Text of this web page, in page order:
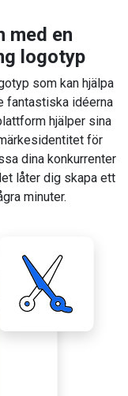
med en
logotyp
som kan hjälpa
fantastiska idéerna
hjälper sina
för
dina konkurrenter
låter dig skapa ett
minuter.